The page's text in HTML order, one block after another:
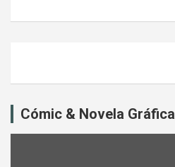
Cómic & Novela Gráfica